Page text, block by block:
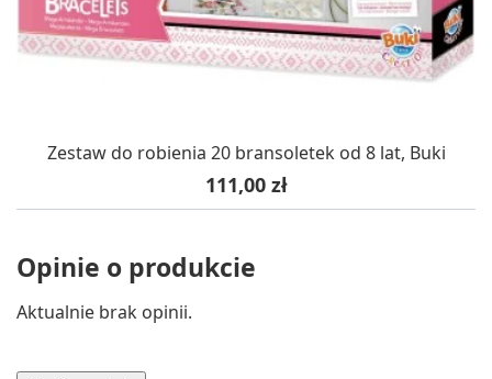
Zestaw do robienia 20 bransoletek od 8 lat, Buki
Cena
111,00 zł
Opinie o produkcie
Aktualnie brak opinii.